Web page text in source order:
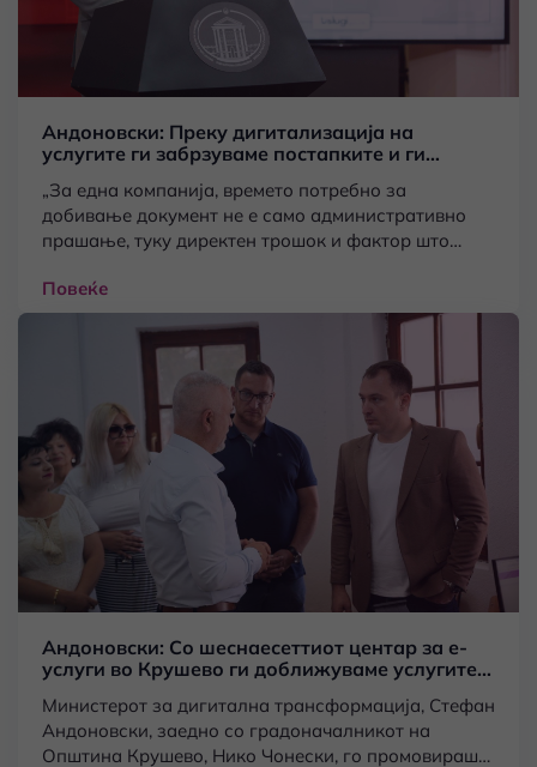
Андоновски: Преку дигитализација на
услугите ги забрзуваме постапките и ги
„За една компанија, времето потребно за
добивање документ не е само административно
прашање, туку директен трошок и фактор што
институцијата доцни, доцни и компанијата. Со
новите електронски услуги ги поедноставуваме и
забрзуваме постапките и создаваме подобри
услови за компаниите што произведуваат,
извезуваат и ја движат македонската економија“,
истакна министерот за дигитална
трансформација, Стефан Андоновски.
Повеќе
Андоновски: Со шеснаесеттиот центар за е-
услуги во Крушево ги доближуваме услугите
Министерот за дигитална трансформација, Стефан
Андоновски, заедно со градоначалникот на
Општина Крушево, Нико Чонески, го промовираше